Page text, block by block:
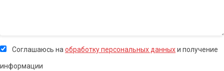
Соглашаюсь на обработку персональных данныхи получение
информации